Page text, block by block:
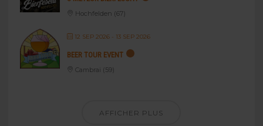
Hochfelden (67)
12 SEP 2026- 13 SEP 2026
BEER TOUR EVENT
Cambrai (59)
AFFICHER PLUS